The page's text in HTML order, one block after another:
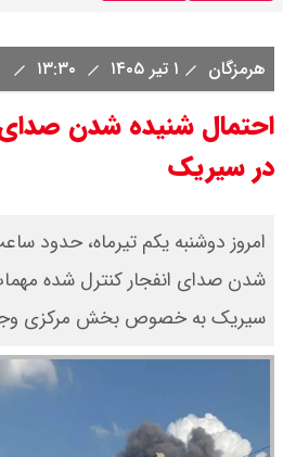
هرمزگان ۱ تیر ۱۴۰۵
احتمال شنیده شدن صدای
در سیریک
شدن صدای انفجار کنترل شده
سیریک به خصوص بخش مرکزی